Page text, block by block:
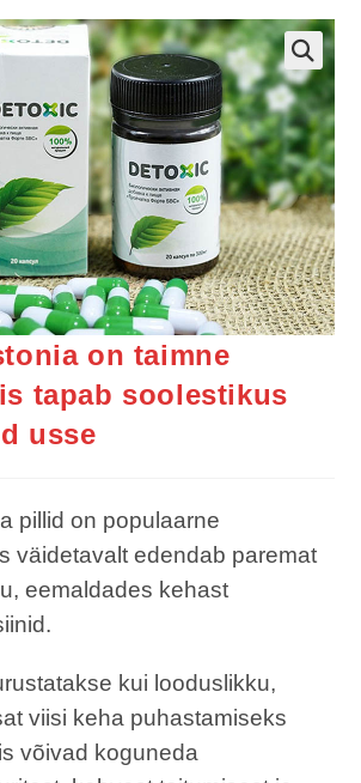
on taimne
tapab soolestikus
usse
pillid on populaarne
väidetavalt edendab paremat
eemaldades kehast
kui looduslikku,
viisi keha puhastamiseks
võivad koguneda